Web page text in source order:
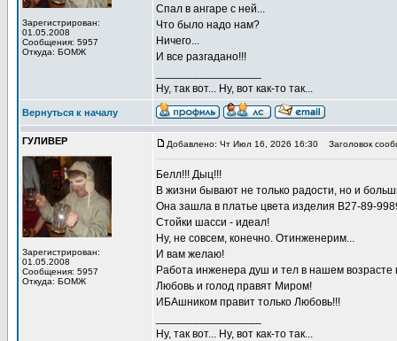
Зарегистрирован:
01.05.2008
Сообщения: 5957
Откуда: БОМЖ
Спал в ангаре с ней...
Что было надо нам?
Ничего...
И все разгадано!!!
Ну, так вот... Ну, вот как-то так...
Вернуться к началу
ГУЛИВЕР
Зарегистрирован:
01.05.2008
Сообщения: 5957
Откуда: БОМЖ
Добавлено: Чт Июл 16, 2026 16:30 Заголовок
Белл!!! Дыц!!!
В жизни бывают не только радости, но и
Она зашла в платье цвета изделия В27-89-
Стойки шасси - идеал!
Ну, не совсем, конечно. Отинженерим...
И вам желаю!
Работа инженера душ и тел в нашем
Любовь и голод правят Миром!
ИБАшником правит только Любовь!!!
Ну, так вот... Ну, вот как-то так...